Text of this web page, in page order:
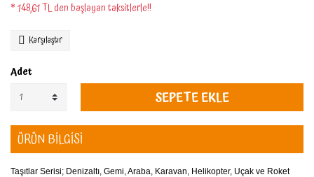
* 148,61 TL den başlayan taksitlerle!!
Karşılaştır
Adet
SEPETE EKLE
ÜRÜN BİLGİSİ
Taşıtlar Serisi; Denizaltı, Gemi, Araba, Karavan, Helikopter, Uçak ve Roket